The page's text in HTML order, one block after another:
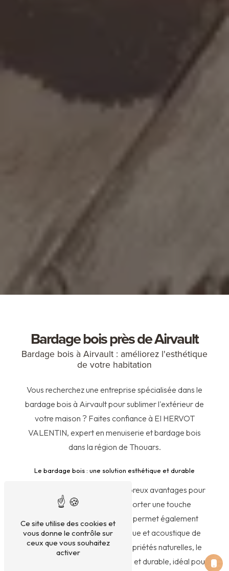
Bardage bois près de Airvault
Bardage bois à Airvault : améliorez l'esthétique
de votre habitation
Vous recherchez une entreprise spécialisée dans le
bardage bois à Airvault pour sublimer l'extérieur de
votre maison ? Faites confiance à EI HERVOT
VALENTIN, expert en menuiserie et bardage bois
dans la région de Thouars.
Le bardage bois : une solution esthétique et durable
Le bardage bois offre de nombreux avantages pour
votre habitat. En plus d'apporter une touche
chaleureuse et authentique, il permet également
d'améliorer l'isolation thermique et acoustique de
votre maison. Grâce à ses propriétés naturelles, le
bois est un matériau écologique et durable, idéal pour
Ce site utilise des cookies et
vous donne le contrôle sur
ceux que vous souhaitez
activer